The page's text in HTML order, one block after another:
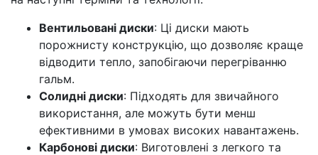
Вентильовані диски: Ці диски мають
порожнисту конструкцію, що дозволяє краще
відводити тепло, запобігаючи перегріванню
гальм.
Солидні диски: Підходять для звичайного
використання, але можуть бути менш
ефективними в умовах високих навантажень.
Карбонові диски: Виготовлені з легкого та